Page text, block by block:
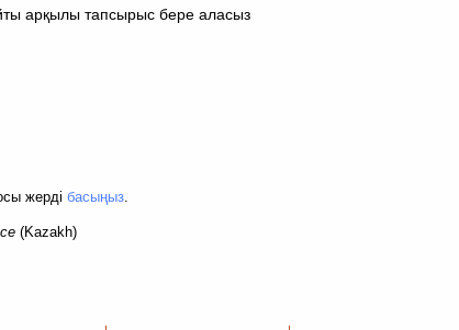
арқылы тапсырыс бере аласыз
жерді басыңыз
(Kazakh)